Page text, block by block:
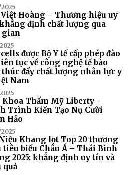
2025
Việt Hoàng – Thương hiệu uy
định chất lượng qua
gian
được Bộ Y tế cấp phép đào
tục về công nghệ tế bào
thúc đẩy chất lượng nhân lực y
Nam
Khoa Thẩm Mỹ Liberty -
Trình Kiến Tạo Nụ Cười
Hảo
2025
Khang lọt Top 20 thương
tiêu biểu Châu Á – Thái Bình
2025: khẳng định uy tín và
quả